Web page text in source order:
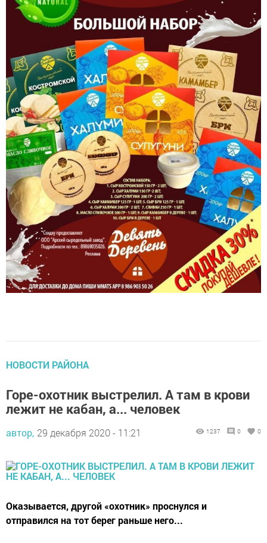
НОВОСТИ РАЙОНА
Горе-охотник выстрелил. А там в крови
лежит не кабан, а... человек
автор, 29 декабря 2020 - 11:21
Оказывается, другой «охотник» проснулся и
отправился на тот берег раньше него...